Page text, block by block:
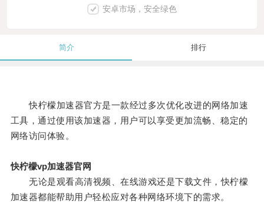
安卓市场，安全绿色
简介 排行
快柠檬加速器官方是一款经过多次优化改进的网络加速
工具，通过使用该加速器，用户可以享受更加流畅、稳定的
网络访问体验。
快柠檬vp加速器官网
无论是观看高清视频、在线游戏还是下载文件，快柠檬
加速器都能帮助用户轻松应对各种网络环境下的需求。